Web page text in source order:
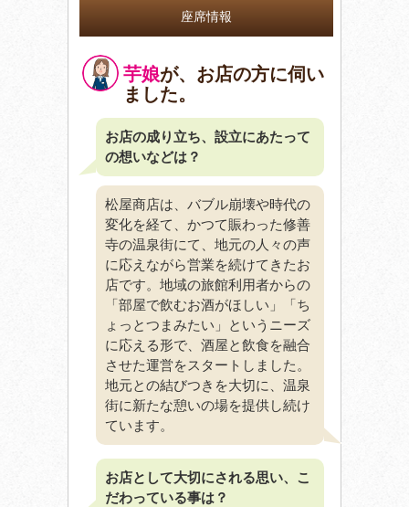
座席情報
芋娘が、お店の方に伺い
ました。
お店の成り立ち、設立にあたって
の想いなどは？
松屋商店は、バブル崩壊や時代の
変化を経て、かつて賑わった修善
寺の温泉街にて、地元の人々の声
に応えながら営業を続けてきたお
店です。地域の旅館利用者からの
「部屋で飲むお酒がほしい」「ち
ょっとつまみたい」というニーズ
に応える形で、酒屋と飲食を融合
させた運営をスタートしました。
地元との結びつきを大切に、温泉
街に新たな憩いの場を提供し続け
ています。
お店として大切にされる思い、こ
だわっている事は？